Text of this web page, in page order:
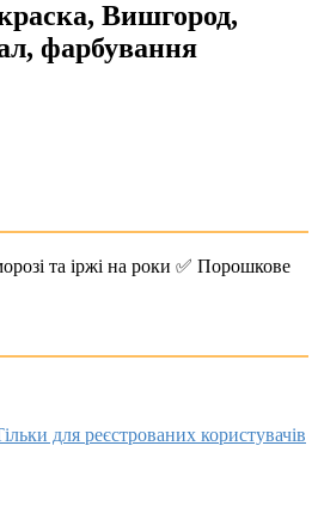
Вишгород,
фарбування
та іржі на роки ✅ Порошкове
для реєстрованих користувачів